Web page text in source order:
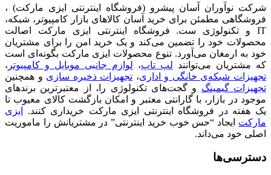
شرکت نوآوران آسان پیشرو (فروشگاه اینترنتی ایزی مارکت) ،
فروشگاهی مطمئن برای خرید آسان کالاهای بازار کامپیوتر، شبکه،
IT و تکنولوژی ست. فروشگاه اینترنتی ایزی مارکت اصالت
محصولات خود را تضمین می‌کند و یک خرید امن را برای مشتریان
خود به ارمغان می‌آورد. تنوع محصولات ایزی مارکت بگونه‌ای است
که مشتریان می‌توانند لپ تاپ، لوازم جانبی موبایل و کامپیوتر ،
تجهیزات شبکه‌ی خانگی و اداری، تجهیزات ذخیره سازی و همچنین
تجهیزات گیمینگ و گجت‌های تکنولوژی را، از معتبرترین برندهای
موجود در بازار، با گارانتی معتبر و امکان بازگشت کالای معیوب تا
یک هفته در فروشگاه اینترنتی ایزی مارکت خریداری کنند.
ایزی
مارکت ایجاد “حس خوب خرید اینترنتی” در مشتریانش را ماموریت
اصلی خود می‌داند.
دسترسی‌ها